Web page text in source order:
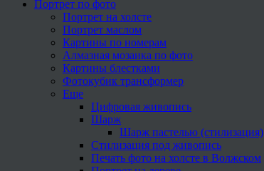
Портрет по фото
Портрет на холсте
Портрет маслом
Картины по номерам
Алмазная мозаика по фото
Картины блестками
Фотокубик трансформер
Еще
Цифровая живопись
Шарж
Шарж пастелью (стилизация)
Стилизация под живопись
Печать фото на холсте в Волжском